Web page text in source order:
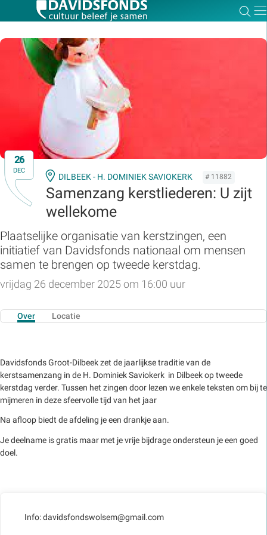
26
DEC
DILBEEK - H. DOMINIEK SAVIOKERK # 11882
Samenzang kerstliederen: U zijt
wellekome
Plaatselijke organisatie van kerstzingen, een
initiatief van Davidsfonds nationaal om mensen
samen te brengen op tweede kerstdag.
vrijdag 26 december 2025 om 16:00 uur
Over Locatie
Davidsfonds Groot-Dilbeek zet de jaarlijkse traditie van de
kerstsamenzang in de H. Dominiek Saviokerk in Dilbeek op tweede
kerstdag verder. Tussen het zingen door lezen we enkele teksten om bij te
mijmeren in deze sfeervolle tijd van het jaar
Na afloop biedt de afdeling je een drankje aan.
Je deelname is gratis maar met je vrije bijdrage ondersteun je een goed
doel.
Info: davidsfondswolsem@gmail.com